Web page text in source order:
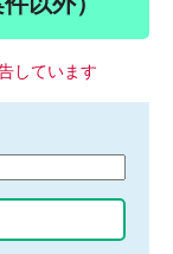
しています